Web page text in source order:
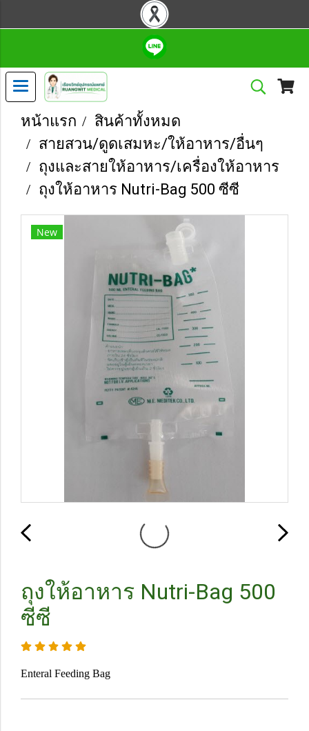
หน้าแรก
สินค้าทั้งหมด
สายสวน/ดูดเสมหะ/ให้อาหาร/อื่นๆ
ถุงและสายให้อาหาร/เครื่องให้อาหาร
ถุงให้อาหาร Nutri-Bag 500 ซีซี
New
ถุงให้อาหาร Nutri-Bag 500
ซีซี
Enteral Feeding Bag